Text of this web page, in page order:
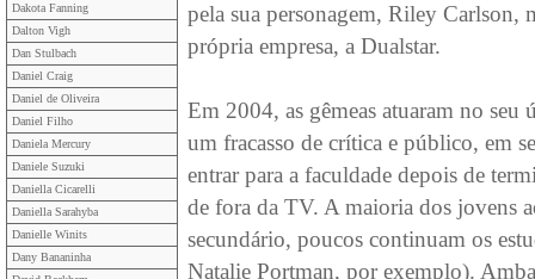
Dakota Fanning
Dalton Vigh
Dan Stulbach
Daniel Craig
Daniel de Oliveira
Daniel Filho
Daniela Mercury
Daniele Suzuki
Daniella Cicarelli
Daniella Sarahyba
Danielle Winits
Dany Bananinha
pela sua personagem, Riley Carlson,
própria empresa, a Dualstar.
Em 2004, as gêmeas atuaram no
um fracasso de crítica e público, em
entrar para a faculdade depois de
de fora da TV. A maioria dos jovens
secundário, poucos continuam os
Natalie Portman, por exemplo).